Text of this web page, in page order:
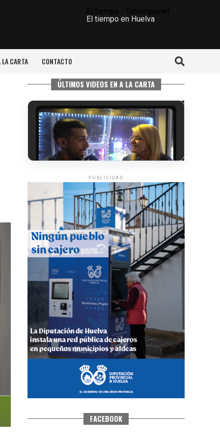
El tiempo en Huelva
LA CARTA CONTACTO
ÚLTIMOS VIDEOS EN A LA CARTA
5º DÍA DE LAS FIESTAS COLOMBINAS
2026
·Huelvatv
CUARTA CORRIDA DE LAS FIESTAS
COLOMBINAS 2026
hace 4 días· Huelvatv
PUBLICIDAD
FACEBOOK